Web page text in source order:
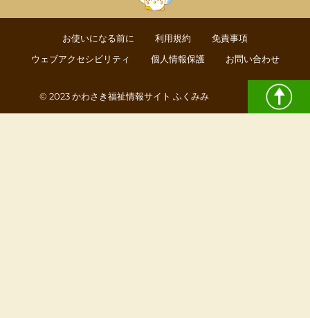
お使いになる前に 利用規約
免責事項
ウェブアクセシビリティ
個人情報保護 お問い合わせ
© 2023 かわさき福祉情報サイト ふくみみ